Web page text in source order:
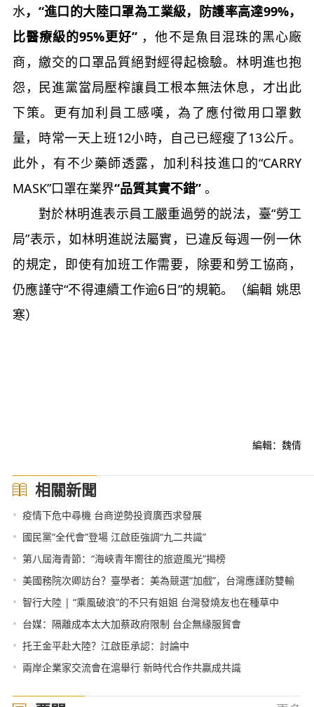
水，“進口的大陸口罩為工業級，防護率高達99%，
比醫療級的95%更好” ，他不是魚目混珠的黑心廠
商，繳交的口罩品質絕對經得起檢驗。林明進也抱
怨，民進黨當局壓榨讓員工根本無法休息，才出此
下策。更有加利員工感嘆，為了應付徵用口罩數
量，時常一天上班12小時，自己已經瘦了13公斤。
此外，有不少藥師透露，加利科技進口的“CARRY
MASK”口罩在業界“品質其實不錯”。
對於林明進表示員工嚴重過勞的説法，臺“勞工
局”表示，如林明進説法屬實，已違反每週一例一休
的規定，即使有加班工作需要，除要和勞工協商，
仍應謹守“不得連續工作逾6日”的規範。（編輯 姚思
寒）
編輯：魏倩
相關新聞
• 疫情下危中尋機 台商逆勢投資廣西求發展
• 國民黨“全代會”登場 江啟臣強調“九二共識”
• 第八屆海青節：“海峽青年嚮往的旅遊風光”揭榜
• 美國務院次卿訪台？臺學者：美為競選“加戲”，台灣應謹防雙輸
• 智行大陸 | “乘風破浪”的不只有姐姐 台灣發燒友也在種草中
• 台媒：隔離成本太大加蔡政府限制 台企無緣服貿會
• 托王金平赴大陸？江啟臣承認：討論中
• 兩岸企業家交流會在滬舉行 新時代合作共贏成共識